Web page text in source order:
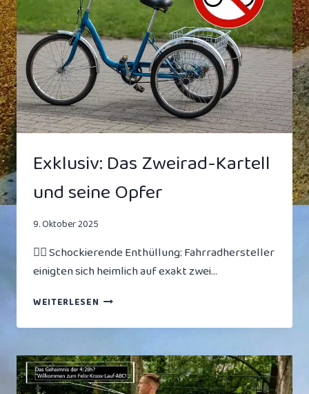
MEHR
KALORIEN
VERBRENNT
ALS
SIE
SELBST
–
HERSTELLER
UNTER
Exklusiv: Das Zweirad-Kartell
und seine Opfer
9. Oktober 2025
🚴‍♂️ Schockierende Enthüllung: Fahrradhersteller
einigten sich heimlich auf exakt zwei…
WEITERLESEN EXKLUSIV:
ZWEIRAD-
UND
SEINE
OPFER